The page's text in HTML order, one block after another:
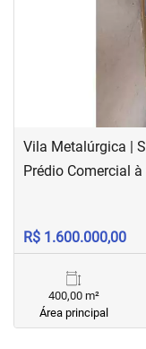
Vila Metalúrgica |
Prédio Comercial
R$ 1.600.000,00
400,00 m²
Área principal